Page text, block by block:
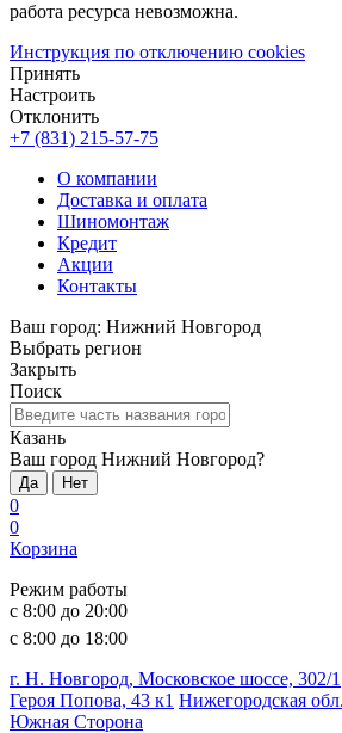
работа ресурса невозможна.
Инструкция по отключению cookies
Принять
Настроить
Отклонить
+7 (831) 215-57-75
О компании
Доставка и оплата
Шиномонтаж
Кредит
Акции
Контакты
Ваш город: Нижний Новгород
Выбрать регион
Закрыть
Поиск
Казань
Ваш город Нижний Новгород?
Да Нет
0
0
Корзина
Режим работы
с 8:00 до 20:00
с 8:00 до 18:00
г. Н. Новгород, Московское шоссе, 302/1
Героя Попова, 43 к1 Нижегородская
Южная Сторона